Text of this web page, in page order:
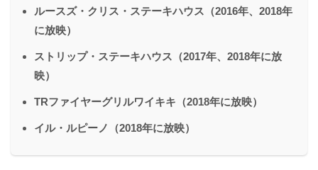
ルースズ・クリス・ステーキハウス（2016年、2018年
に放映）
ストリップ・ステーキハウス（2017年、2018年に放
映）
TRファイヤーグリルワイキキ（2018年に放映）
イル・ルピーノ（2018年に放映）